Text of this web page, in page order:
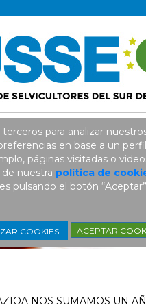
NOS SUMAMOS UN
para analizar
en base a un
páginas visitadas o
nuestra política de
pulsando el botón
COOKIES ACEPTAR